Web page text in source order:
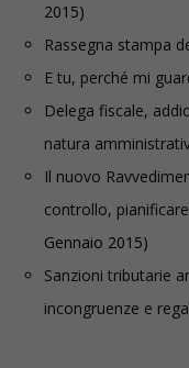
2015)
Rassegna stampa
E tu, perché mi
Delega fiscale,
natura
Il nuovo
controllo,
Gennaio 2015)
Sanzioni tributarie
incongruenze e